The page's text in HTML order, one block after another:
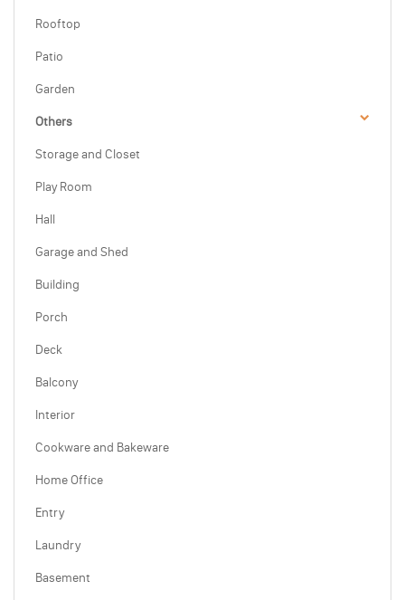
Rooftop
Patio
Garden
Others
Storage and Closet
Play Room
Hall
Garage and Shed
Building
Porch
Deck
Balcony
Interior
Cookware and Bakeware
Home Office
Entry
Laundry
Basement